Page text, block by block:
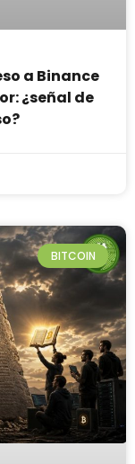
a Binance
¿señal de
BITCOIN